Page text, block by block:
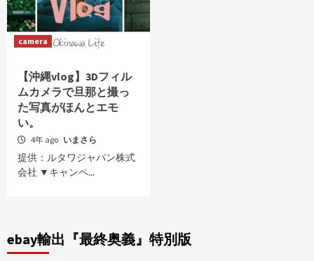
camera
【沖縄vlog】3Dフィル
ムカメラで旦那と撮っ
た写真がほんとエモ
い。
4年 ago いまさら
提供：ルタワジャパン株式
会社 ▼キャンペ...
ebay輸出『最終奥義』特別版